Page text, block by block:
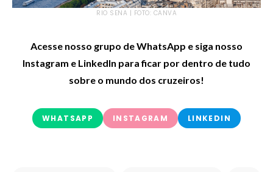
RIO SENA | FOTO: CANVA
Acesse nosso grupo de WhatsApp e siga nosso
Instagram e LinkedIn para ficar por dentro de tudo
sobre o mundo dos cruzeiros!
WHATSAPP INSTAGRAM LINKEDIN